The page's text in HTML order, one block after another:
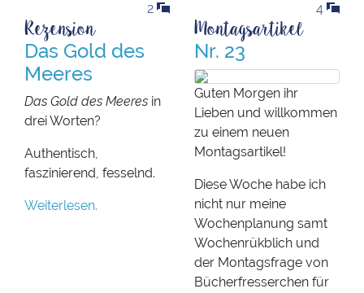
2
Rezension
Das Gold des
Meeres
Das Gold des Meeres in
drei Worten?
Authentisch,
faszinierend, fesselnd.
Weiterlesen.
4
Montagsartikel
Nr. 23
Guten Morgen ihr
Lieben und willkommen
zu einem neuen
Montagsartikel!
Diese Woche habe ich
nicht nur meine
Wochenplanung samt
Wochenrükblich und
der Montagsfrage von
Bücherfresserchen für